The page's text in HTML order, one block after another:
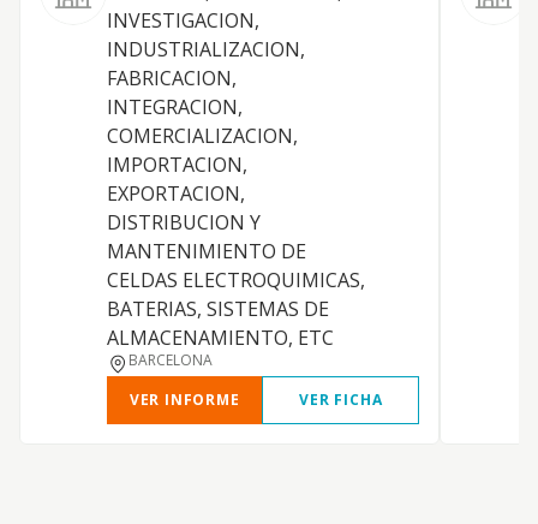
INVESTIGACION,
INDUSTRIALIZACION,
FABRICACION,
INTEGRACION,
COMERCIALIZACION,
IMPORTACION,
EXPORTACION,
DISTRIBUCION Y
MANTENIMIENTO DE
CELDAS ELECTROQUIMICAS,
BATERIAS, SISTEMAS DE
ALMACENAMIENTO, ETC
BARCELONA
VER INFORME
VER FICHA